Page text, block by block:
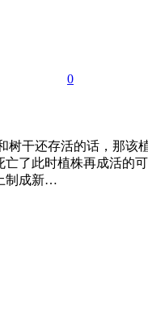
0
树干还存活的话，那
了此时植株再成活的
制成新…